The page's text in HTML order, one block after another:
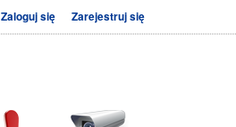
Zaloguj się Zarejestruj się